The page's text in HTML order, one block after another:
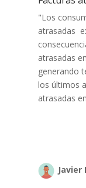
"Los
atrasadas
atrasadas
generando
los últimos
atrasadas
Javier